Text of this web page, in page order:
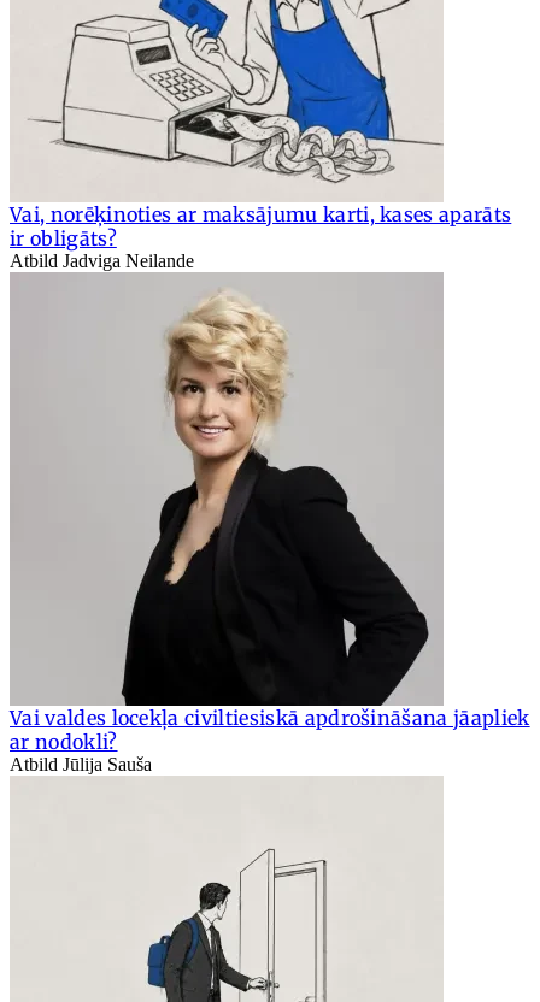
Vai, norēķinoties ar maksājumu karti, kases aparāts
ir obligāts?
Atbild Jadviga Neilande
Vai valdes locekļa civiltiesiskā apdrošināšana jāapliek
ar nodokli?
Atbild Jūlija Sauša